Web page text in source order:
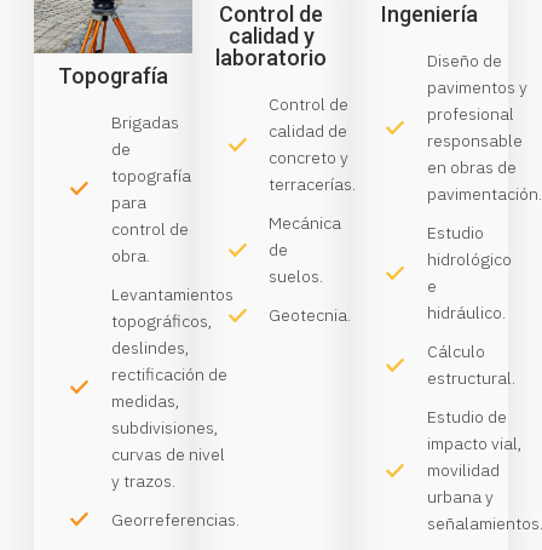
Topografía
Brigadas
de
topografía
para
control de
obra.
Levantamientos
topográficos,
deslindes,
rectificación de
medidas,
subdivisiones,
curvas de nivel
y trazos.
Georreferencias.
Control de
calidad y
laboratorio
Control de
calidad de
concreto y
terracerías.
Mecánica
de
suelos.
Geotecnia.
Ingeniería
Diseño de
pavimentos y
profesional
responsable
en obras de
pavimentación.
Estudio
hidrológico
e
hidráulico.
Cálculo
estructural.
Estudio de
impacto vial,
movilidad
urbana y